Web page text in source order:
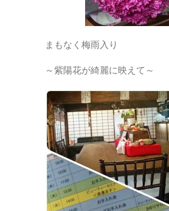
まもなく梅雨入り
～紫陽花が綺麗に映えて～